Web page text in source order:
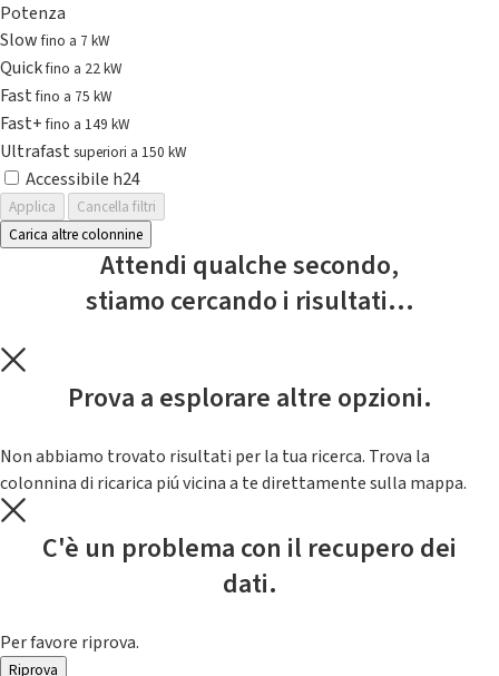
Potenza
Slowfino a 7 kW
Quickfino a 22 kW
Fastfino a 75 kW
Fast+fino a 149 kW
Ultrafast superiori a 150 kW
Accessibile h24
Applica
Cancella filtri
Carica altre colonnine
Attendi qualche secondo,
stiamo cercando i risultati...
Prova a esplorare altre opzioni.
Non abbiamo trovato risultati per la tua ricerca. Trova la
colonnina di ricarica piú vicina a te direttamente sulla mappa.
C'è un problema con il recupero dei
dati.
Per favore riprova.
Riprova